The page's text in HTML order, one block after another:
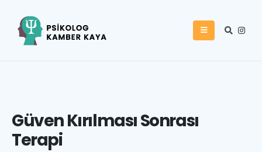
Güven Kırılması Sonrası
Terapi